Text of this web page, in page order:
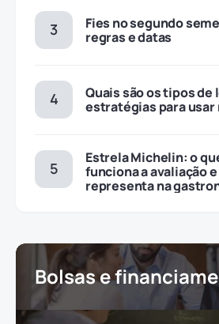
Fies no segundo
regras e datas
Quais são os tipos de
estratégias para usar
Estrela Michelin: o
funciona a avaliação
representa na
Bolsas e